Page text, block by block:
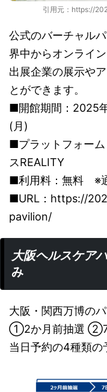
引用元：https://
公式のバーチャル
界中からオンライン
出展企業の展示や
とができます。
■開館期間：2025
(月)
■プラットフォー
スREALITY
■利用料：無料 ※
■URL：https://
pavilion/
大阪ヘルスケア
み
大阪・関西万博の
①2か月前抽選
当日予約の4種類の